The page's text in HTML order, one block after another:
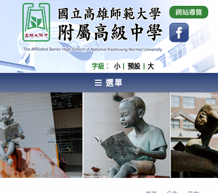
內
容
國立高雄師範大學附屬高級中學 Affiliated Senior
High School of National Kaohsiung Normal
University
字級： 小 預設 大
選單
AFFILIATED SENIOR HIGH SCHOOL OF NATIONAL
KAOHSIUNG NORMAL UNIVERSITY